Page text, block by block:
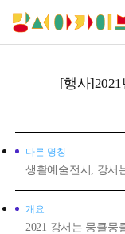
[행사
다른 명칭
생활예술전시, 강서
개요
2021 강서는 뭉클뭉